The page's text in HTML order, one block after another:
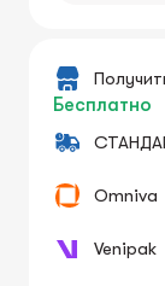
Бесплатно
Omniva
Venipak